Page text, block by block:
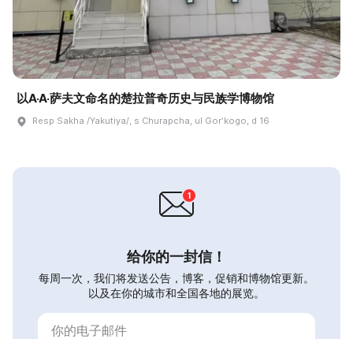
以A·A·萨夫文命名的楚拉普奇历史与民族学博物馆
Resp Sakha /Yakutiya/, s Churapcha, ul Gorʹkogo, d 16
给你的一封信！
每周一次，我们将发送公告，博客，促销和博物馆更新。
以及在你的城市和全国各地的展览。